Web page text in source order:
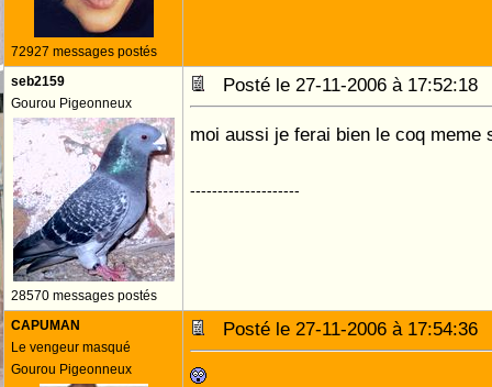
72927 messages postés
seb2159
Gourou Pigeonneux
28570 messages postés
Posté le 27-11-2006 à
moi aussi je ferai bien le coq meme
--------------------
CAPUMAN
Le vengeur masqué
Gourou Pigeonneux
Posté le 27-11-2006 à